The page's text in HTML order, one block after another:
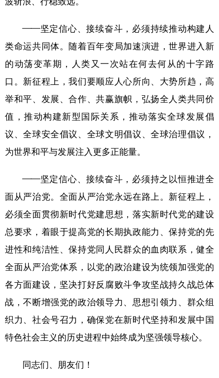
——坚定信心、接续奋斗，必须持续推动构建人
类命运共同体。随着百年变局加速演进，世界进入新
的动荡变革期，人类又一次站在何去何从的十字路
口。新征程上，我们要顺应人心所向、大势所趋，高
举和平、发展、合作、共赢旗帜，弘扬全人类共同价
值，推动构建新型国际关系，推动落实全球发展倡
议、全球安全倡议、全球文明倡议、全球治理倡议，
为世界和平与发展注入更多正能量。
——坚定信心、接续奋斗，必须持之以恒推进全
面从严治党。全面从严治党永远在路上。新征程上，
必须全面贯彻新时代党建思想，落实新时代党的建设
总要求，着眼于提高党的长期执政能力、保持党的先
进性和纯洁性、保持党同人民群众的血肉联系，健全
全面从严治党体系，以党的政治建设为统领加强党的
各方面建设，坚决打好反腐败斗争攻坚战持久战总体
战，不断增强党的政治领导力、思想引领力、群众组
织力、社会号召力，确保党在新时代坚持和发展中国
特色社会主义的历史进程中始终成为坚强领导核心。
同志们、朋友们！